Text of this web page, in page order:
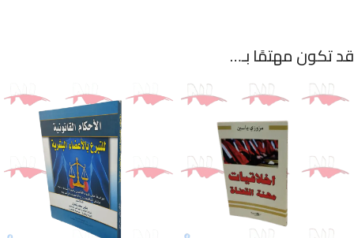
قد تكون مهتمًا بـ…